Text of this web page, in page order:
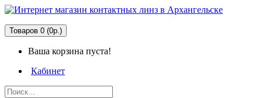
Товаров 0 (0р.)
Ваша корзина пуста!
Кабинет